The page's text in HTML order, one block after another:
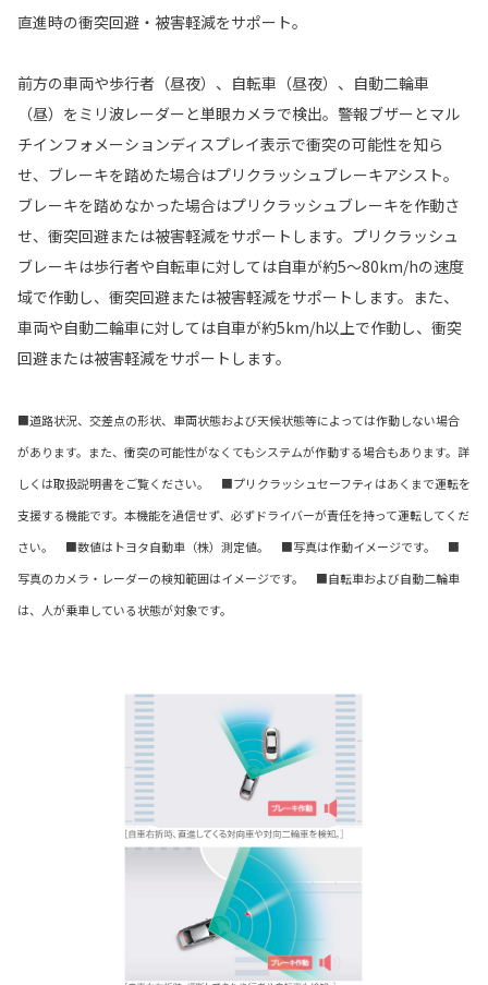
直進時の衝突回避・被害軽減をサポート。
前方の車両や歩行者（昼夜）、自転車（昼夜）、自動二輪車
（昼）をミリ波レーダーと単眼カメラで検出。警報ブザーとマル
チインフォメーションディスプレイ表示で衝突の可能性を知ら
せ、ブレーキを踏めた場合はプリクラッシュブレーキアシスト。
ブレーキを踏めなかった場合はプリクラッシュブレーキを作動さ
せ、衝突回避または被害軽減をサポートします。プリクラッシュ
ブレーキは歩行者や自転車に対しては自車が約5〜80km/hの速度
域で作動し、衝突回避または被害軽減をサポートします。また、
車両や自動二輪車に対しては自車が約5km/h以上で作動し、衝突
回避または被害軽減をサポートします。
■道路状況、交差点の形状、車両状態および天候状態等によっては作動しない場合
があります。また、衝突の可能性がなくてもシステムが作動する場合もあります。詳
しくは取扱説明書をご覧ください。 ■プリクラッシュセーフティはあくまで運転を
支援する機能です。本機能を過信せず、必ずドライバーが責任を持って運転してくだ
さい。 ■数値はトヨタ自動車（株）測定値。 ■写真は作動イメージです。 ■
写真のカメラ・レーダーの検知範囲はイメージです。 ■自転車および自動二輪車
は、人が乗車している状態が対象です。